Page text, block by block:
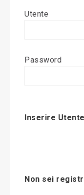
Back
Modifica News
Utente
Password
Inserire
Non sei